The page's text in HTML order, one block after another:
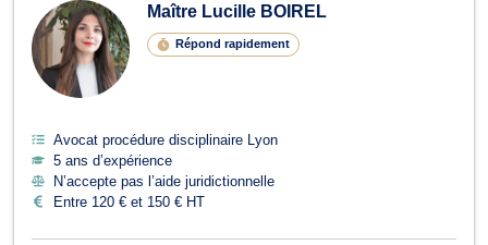
Maître Lucille BOIREL
Répond rapidement
Avocat procédure disciplinaire Lyon
5 ans d’expérience
N’accepte pas l’aide juridictionnelle
Entre 120 € et 150 € HT